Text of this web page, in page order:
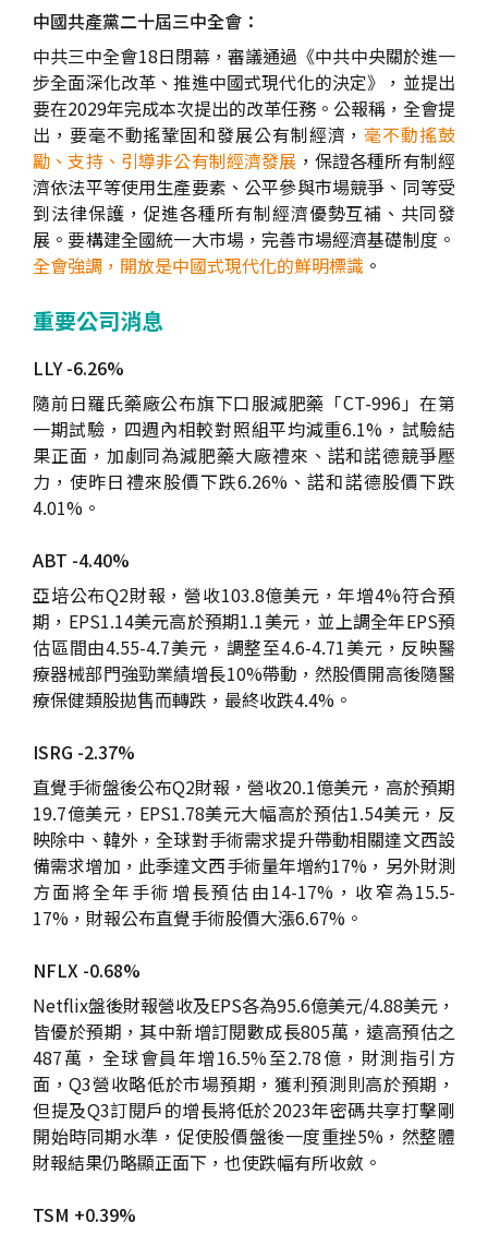
中國共產黨二十屆三中全會：
中共三中全會18日閉幕，審議通過《中共中央關於進一
步全面深化改革、推進中國式現代化的決定》，並提出
要在2029年完成本次提出的改革任務。公報稱，全會提
出，要毫不動搖鞏固和發展公有制經濟，毫不動搖鼓
勵、支持、引導非公有制經濟發展 ，保證各種所有制經
濟依法平等使用生產要素、公平參與市場競爭、同等受
到法律保護，促進各種所有制經濟優勢互補、共同發
展。要構建全國統一大市場，完善市場經濟基礎制度。
全會強調，開放是中國式現代化的鮮明標識 。
重要公司消息
LLY -6.26%
隨前日羅氏藥廠公布旗下口服減肥藥「CT-996」在第
一期試驗，四週內相較對照組平均減重6.1%，試驗結
果正面，加劇同為減肥藥大廠禮來、諾和諾德競爭壓
力，使昨日禮來股價下跌6.26%、諾和諾德股價下跌
4.01%。
ABT -4.40%
亞培公布Q2財報，營收103.8億美元，年增4%符合預
期，EPS1.14美元高於預期1.1美元，並上調全年EPS預
估區間由4.55-4.7美元，調整至4.6-4.71美元，反映醫
療器械部門強勁業績增長10%帶動，然股價開高後隨醫
療保健類股拋售而轉跌，最終收跌4.4%。
ISRG -2.37%
直覺手術盤後公布Q2財報，營收20.1億美元，高於預期
19.7億美元，EPS1.78美元大幅高於預估1.54美元，反
映除中、韓外，全球對手術需求提升帶動相關達文西設
備需求增加，此季達文西手術量年增約17%，另外財測
方面將全年手術增長預估由14-17%，收窄為15.5-
17%，財報公布直覺手術股價大漲6.67%。
NFLX -0.68%
Netflix盤後財報營收及EPS各為95.6億美元/4.88美元，
皆優於預期，其中新增訂閱數成長805萬，遠高預估之
487萬，全球會員年增16.5%至2.78億，財測指引方
面，Q3營收略低於市場預期，獲利預測則高於預期，
但提及Q3訂閱戶的增長將低於2023年密碼共享打擊剛
開始時同期水準，促使股價盤後一度重挫5%，然整體
財報結果仍略顯正面下，也使跌幅有所收斂。
TSM +0.39%